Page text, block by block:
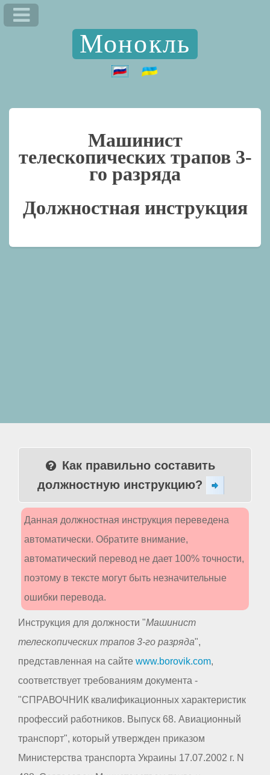
Монокль
Машинист
телескопических трапов 3-
го разряда
Должностная инструкция
Как правильно составить
должностную инструкцию?
Данная должностная инструкция переведена
автоматически. Обратите внимание,
автоматический перевод не дает 100% точности,
поэтому в тексте могут быть незначительные
ошибки перевода.
Инструкция для должности "Машинист
телескопических трапов 3-го разряда",
представленная на сайте www.borovik.com,
соответствует требованиям документа -
"СПРАВОЧНИК квалификационных характеристик
профессий работников. Выпуск 68. Авиационный
транспорт", который утвержден приказом
Министерства транспорта Украины 17.07.2002 г. N